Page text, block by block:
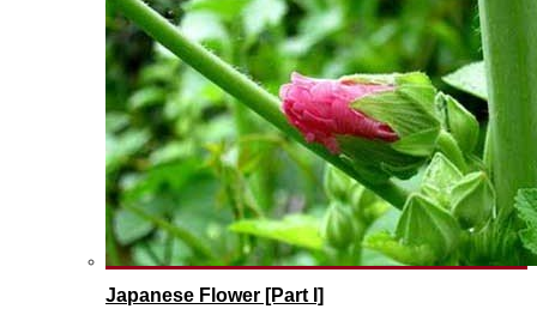
Japanese Flower [Part I]